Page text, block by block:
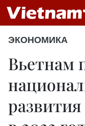
ЭКОНОМИКА
Вьетнам